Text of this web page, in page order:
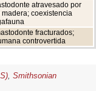
atravesado por
coexistencia
fracturados;
controvertida
, Smithsonian